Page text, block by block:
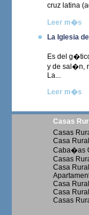
cruz latina
Leer m�s
La Iglesia
Es del
y de sal�n,
La...
Leer m�s
Casas
Casas
Casa
Caba�as
Casas
Casa
Casa
Casa
Casas